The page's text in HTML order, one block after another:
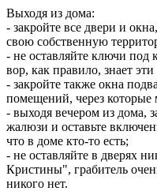
Выходя из дома:
- закройте все двери и
свою собственную
- не оставляйте ключи под
вор, как правило, знает
- закройте также окна
помещений, через
- выходя вечером из дома,
жалюзи и оставьте
что в доме кто-то есть;
- не оставляйте в дверях
Кристины", грабитель
никого нет.